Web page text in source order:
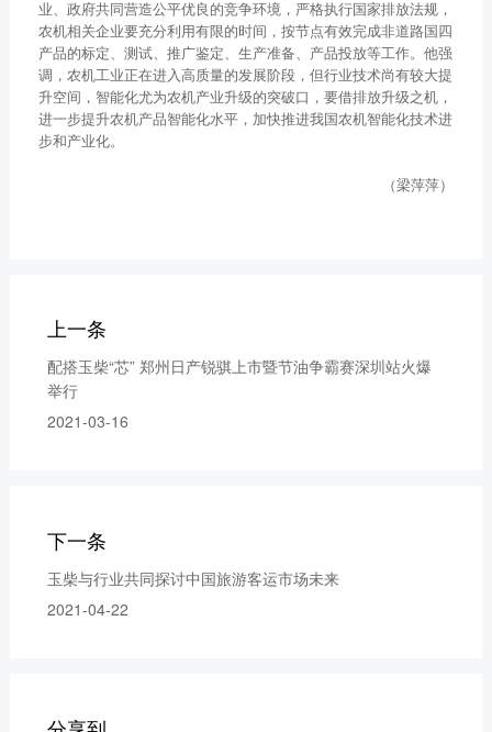
业、政府共同营造公平优良的竞争环境，严格执行国家排放法规，
农机相关企业要充分利用有限的时间，按节点有效完成非道路国四
产品的标定、测试、推广鉴定、生产准备、产品投放等工作。他强
调，农机工业正在进入高质量的发展阶段，但行业技术尚有较大提
升空间，智能化尤为农机产业升级的突破口，要借排放升级之机，
进一步提升农机产品智能化水平，加快推进我国农机智能化技术进
步和产业化。
（梁萍萍）
上一条
配搭玉柴“芯” 郑州日产锐骐上市暨节油争霸赛深圳站火爆
举行
2021-03-16
下一条
玉柴与行业共同探讨中国旅游客运市场未来
2021-04-22